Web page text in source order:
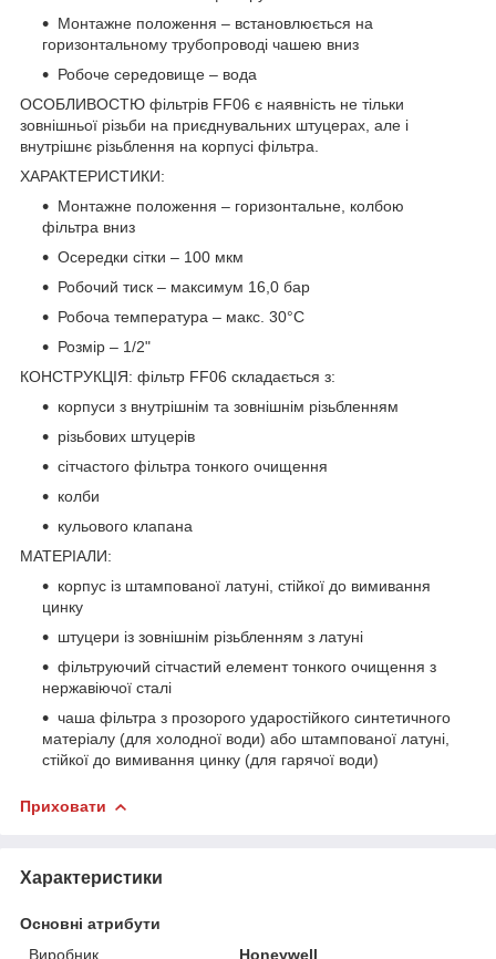
Монтажне положення – встановлюється на
горизонтальному трубопроводі чашею вниз
Робоче середовище – вода
ОСОБЛИВОСТЮ фільтрів FF06 є наявність не тільки
зовнішньої різьби на приєднувальних штуцерах, але і
внутрішнє різьблення на корпусі фільтра.
ХАРАКТЕРИСТИКИ:
Монтажне положення – горизонтальне, колбою
фільтра вниз
Осередки сітки – 100 мкм
Робочий тиск – максимум 16,0 бар
Робоча температура – макс. 30°С
Розмір – 1/2"
КОНСТРУКЦІЯ: фільтр FF06 складається з:
корпуси з внутрішнім та зовнішнім різьбленням
різьбових штуцерів
сітчастого фільтра тонкого очищення
колби
кульового клапана
МАТЕРІАЛИ:
корпус із штампованої латуні, стійкої до вимивання
цинку
штуцери із зовнішнім різьбленням з латуні
фільтруючий сітчастий елемент тонкого очищення з
нержавіючої сталі
чаша фільтра з прозорого ударостійкого синтетичного
матеріалу (для холодної води) або штампованої латуні,
стійкої до вимивання цинку (для гарячої води)
Приховати
Характеристики
Основні атрибути
Виробник
Honeywell